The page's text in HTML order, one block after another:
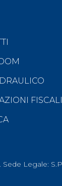
FISCALI
Legale: